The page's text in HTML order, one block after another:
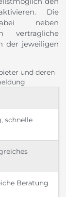
Die
neben
vertragliche
der jeweiligen
und deren
schnelle
Beratung